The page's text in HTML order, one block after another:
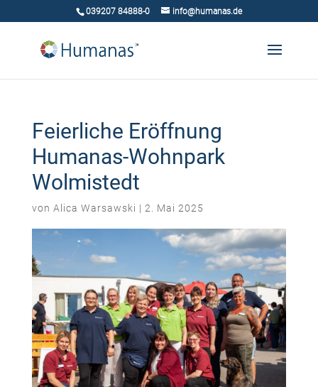
039207 84888-0 info@humanas.de
Feierliche Eröffnung
Humanas-Wohnpark
Wolmistedt
von Alica Warsawski | 2. Mai 2025